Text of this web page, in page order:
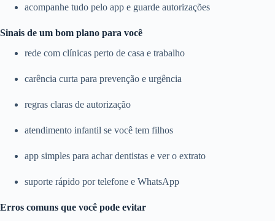
acompanhe tudo pelo app e guarde autorizações
Sinais de um bom plano para você
rede com clínicas perto de casa e trabalho
carência curta para prevenção e urgência
regras claras de autorização
atendimento infantil se você tem filhos
app simples para achar dentistas e ver o extrato
suporte rápido por telefone e WhatsApp
Erros comuns que você pode evitar